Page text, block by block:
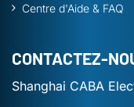
Centre d'Aide & FAQ
CONTACTEZ-
Shanghai CABA